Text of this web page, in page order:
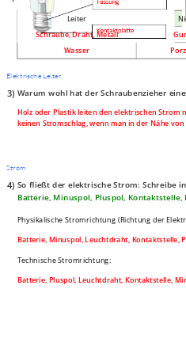
Leiter
Schraube, Draht, Metall
Wasser
Elektrische Leiter
3) Warum wohl hat der Schraubenzieher
Holz oder Plastik leiten den elektrischen Strom
keinen Stromschlag, wenn man in der Nähe
Strom
4) So fließt der elektrische Strom: Schreibe
Batterie, Minuspol, Pluspol,
Physikalische Stromrichtung (Richtung der
Batterie, Minuspol, Leuchtdraht, Kontaktstelle,
Technische Stromrichtung:
Batterie, Pluspol, Leuchtdraht, Kontaktstelle,